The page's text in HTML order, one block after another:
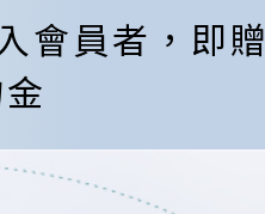
會員者，即贈